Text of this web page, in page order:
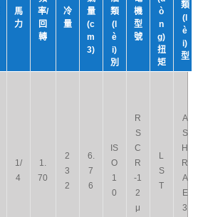
馬
力
率/
回
轉
冷
量
量
(c
m
3)
類
(l
è
i)
別
機
型
號
ò
n
g)
扭
矩
類
(l
è
i)
型
1/
4
1.
70
2
3
2
6.
7
6
IS
O
1
0
R
S
C
R
-1
2
μ
L
S
T
A
S
H
R
A
E
3